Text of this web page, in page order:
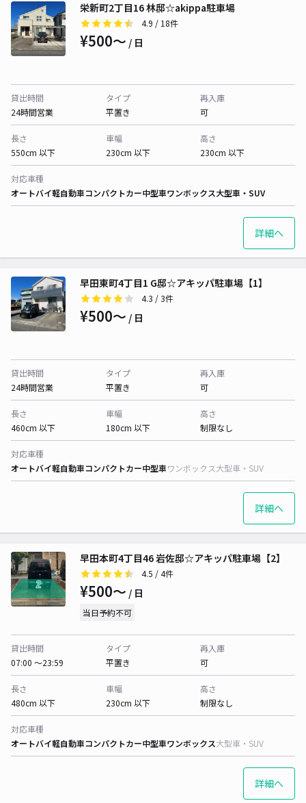
栄新町2丁目16 林邸☆akippa駐車場
4.9 / 18件
¥500〜 / 日
貸出時間
24時間営業
タイプ
平置き
再入庫
可
長さ
550cm 以下
車幅
230cm 以下
高さ
230cm 以下
対応車種
オートバイ軽自動車コンパクトカー中型車ワンボックス大型車・SUV
詳細へ
早田東町4丁目1 G邸☆アキッパ駐車場【1】
4.3 / 3件
¥500〜 / 日
貸出時間
24時間営業
タイプ
平置き
再入庫
可
長さ
460cm 以下
車幅
180cm 以下
高さ
制限なし
対応車種
オートバイ軽自動車コンパクトカー中型車ワンボックス大型車・SUV
詳細へ
早田本町4丁目46 岩佐邸☆アキッパ駐車場【2】
4.5 / 4件
¥500〜 / 日
当日予約不可
貸出時間
07:00 〜23:59
タイプ
平置き
再入庫
可
長さ
480cm 以下
車幅
230cm 以下
高さ
制限なし
対応車種
オートバイ軽自動車コンパクトカー中型車ワンボックス大型車・SUV
詳細へ